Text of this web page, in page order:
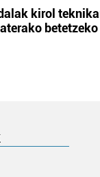
kirol